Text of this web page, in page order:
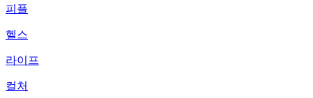
피플
헬스
라이프
컬처